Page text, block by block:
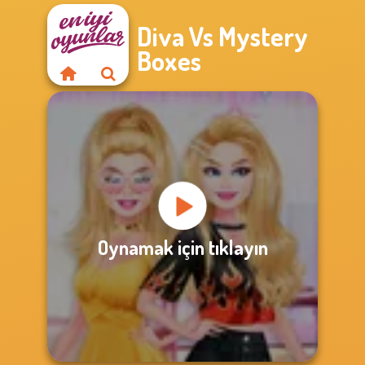
Diva Vs Mystery
Boxes
Oynamak için tıklayın